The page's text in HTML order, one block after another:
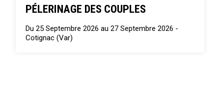
PÉLERINAGE DES COUPLES
Du 25 Septembre 2026 au 27 Septembre 2026 -
Cotignac (Var)